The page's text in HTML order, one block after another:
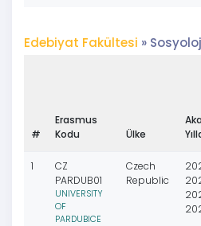
Edebiyat Fakültesi »
#
Erasmus
Kodu
Ülke
1
CZ
PARDUB01
UNIVERSITY
OF
PARDUBICE
Czech
Republic